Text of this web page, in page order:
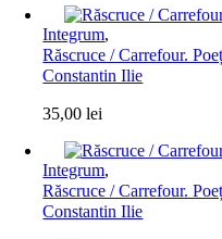
Integrum,
Răscruce / Carrefour.
Constantin Ilie
35,00lei
Integrum,
Răscruce / Carrefour.
Constantin Ilie